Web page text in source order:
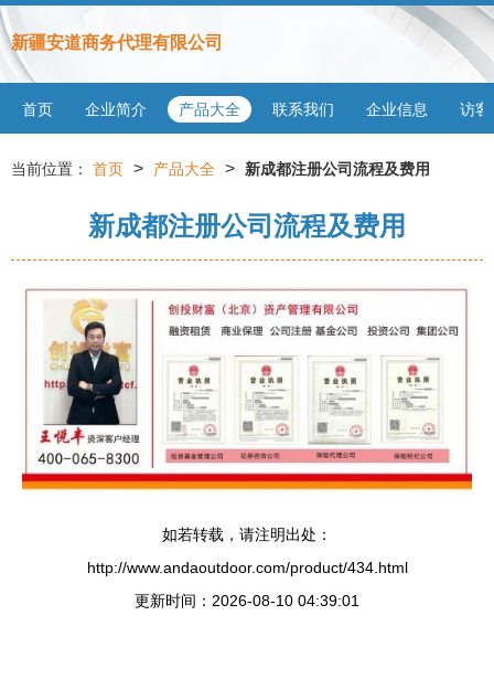
新疆安道商务代理有限公司
首页 企业简介 产品大全 联系我们 企业信息 访客
当前位置： 首页 > 产品大全 > 新成都注册公司流程及费用
新成都注册公司流程及费用
如若转载，请注明出处：
http://www.andaoutdoor.com/product/434.html
更新时间：2026-08-10 04:39:01